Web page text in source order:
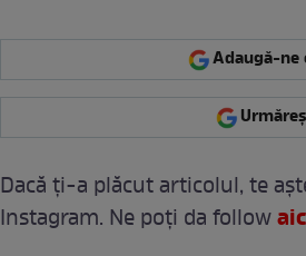
Adaugă-ne
Dacă ţi-a plăcut articolul, te
Instagram. Ne poți da follow